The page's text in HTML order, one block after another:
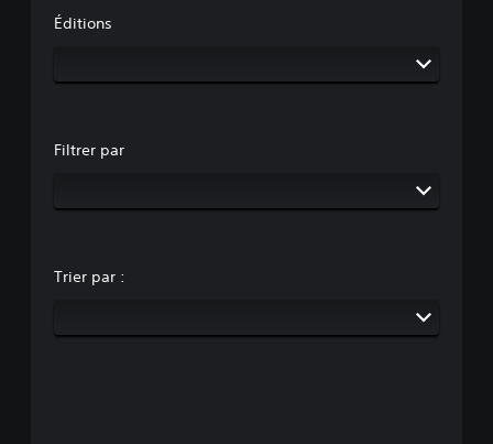
Éditions
Filtrer par
Trier par :